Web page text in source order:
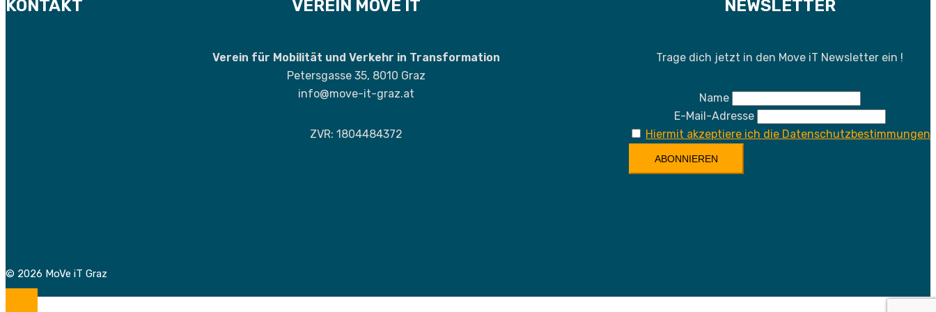
KONTAKT VEREIN MOVE IT
Verein für Mobilität und Verkehr in Transformation
Petersgasse 35, 8010 Graz
info@move-it-graz.at
ZVR: 1804484372
NEWSLETTER
Trage dich jetzt in den Move iT Newsletter ein !
Name
E-Mail-Adresse
Hiermit akzeptiere ich die Datenschutzbestimmungen
© 2026 MoVe iT Graz